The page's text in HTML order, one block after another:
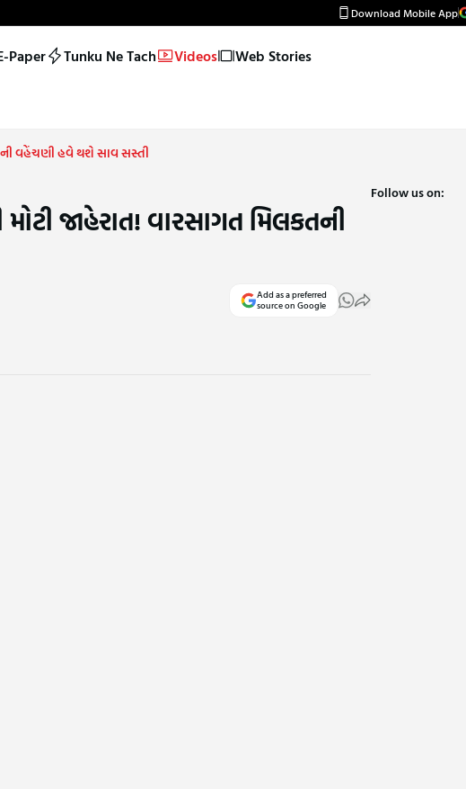
Download Mobile App
Paper Tunku Ne Tach Videos Web Stories
વહેંચણી હવે થશે સાવ સસ્તી
જાહેરાત! વારસાગત મિલકતની
Add as a preferred
source on Google
Follow us on: